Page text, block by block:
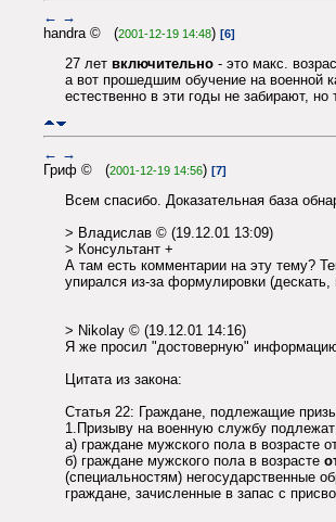
← →
handra © (2001-12-19 14:48) [6]
27 лет включительно - это макс.
а вот прошедшим обучение на военной
естественно в эти годы не забирают,
← →
Гриф © (2001-12-19 14:56) [7]
Всем спасибо. Доказательная база
> Владислав © (19.12.01 13:09)
> Консультант +
А там есть комментарии на эту тему?
упирался из-за формулировки (дескать,
> Nikolay © (19.12.01 14:16)
Я же просил "достоверную"
Цитата из закона:
Статья 22: Граждане, подлежащие
1.Призыву на военную службу
а) граждане мужского пола в возрасте
б) граждане мужского пола в возрасте
(специальностям) негосударственные
граждане, зачисленные в запас с